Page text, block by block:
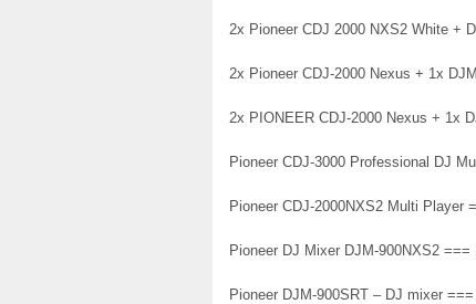
2x Pioneer CDJ 2000 NXS2 White +
2x Pioneer CDJ-2000 Nexus + 1x
2x PIONEER CDJ-2000 Nexus + 1x
Pioneer CDJ-3000 Professional DJ
Pioneer CDJ-2000NXS2 Multi Player
Pioneer DJ Mixer DJM-900NXS2 ===
Pioneer DJM-900SRT – DJ mixer